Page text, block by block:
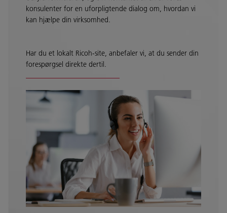
konsulenter for en uforpligtende dialog om, hvordan vi
kan hjælpe din virksomhed.
Har du et lokalt Ricoh-site, anbefaler vi, at du sender din
forespørgsel direkte dertil.